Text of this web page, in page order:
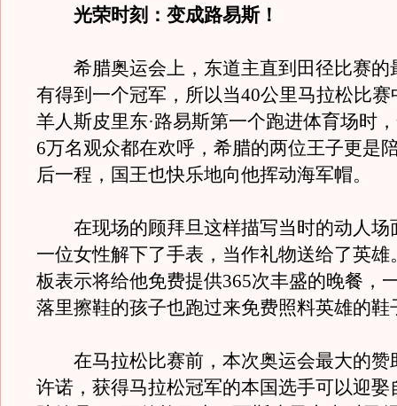
光荣时刻：变成路易斯！
希腊奥运会上，东道主直到田径比赛的
有得到一个冠军，所以当40公里马拉松比
羊人斯皮里东·路易斯第一个跑进体育场时
6万名观众都在欢呼，希腊的两位王子更是
后一程，国王也快乐地向他挥动海军帽。
在现场的顾拜旦这样描写当时的动人场
一位女性解下了手表，当作礼物送给了英雄
板表示将给他免费提供365次丰盛的晚餐，
落里擦鞋的孩子也跑过来免费照料英雄的鞋
在马拉松比赛前，本次奥运会最大的赞
许诺，获得马拉松冠军的本国选手可以迎娶